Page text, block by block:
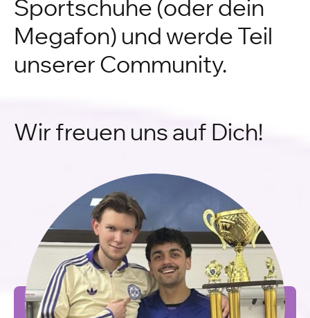
Sportschuhe (oder dein
Megafon) und werde Teil
unserer Community.
Wir freuen uns auf Dich!